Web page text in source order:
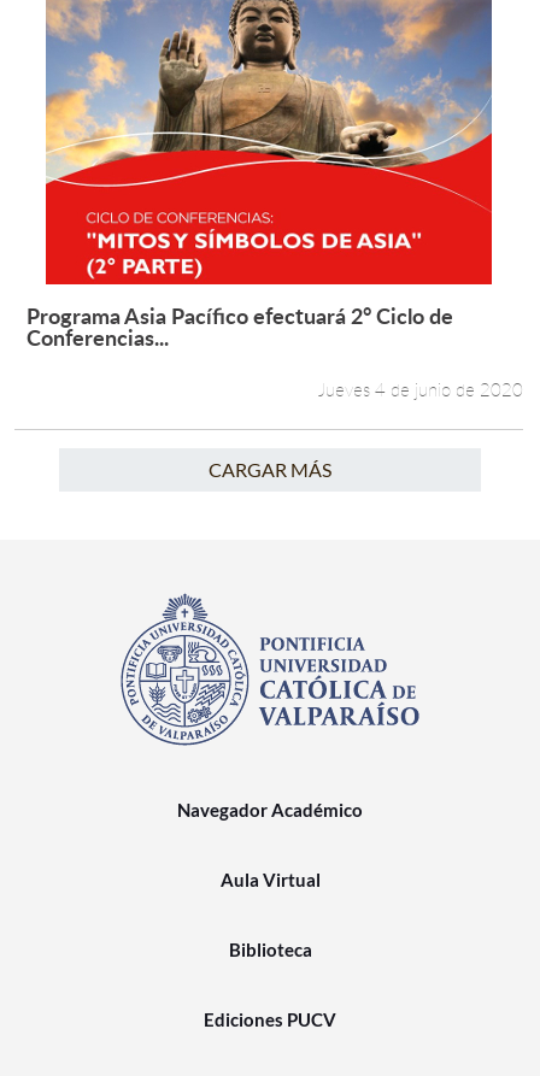
Leer más +
Programa Asia Pacífico efectuará 2° Ciclo de
Conferencias...
Jueves 4 de junio de 2020
CARGAR MÁS
Navegador Académico
Aula Virtual
Biblioteca
Ediciones PUCV